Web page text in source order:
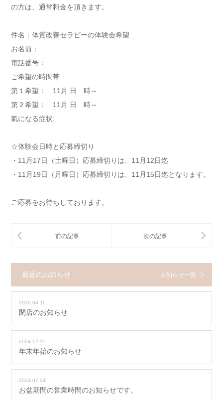
の方は、通常料金を頂きます。
件名：体質改善セラピーの体験会希望
お名前：
電話番号：
ご希望の時間帯
第１希望： 11月 日 時～
第２希望： 11月 日 時～
氣になる症状:
☆体験会日時と応募締切り
・11月17日（土曜日）応募締切りは、11月12日迄
・11月19日（月曜日）応募締切りは、11月15日迄となります。
ご応募をお待ちしております。
最近のお知らせ お知らせ一覧
2026.04.11
閉店のお知らせ
2024.12.15
年末年始のお知らせ
2024.07.24
お盆期間の営業時間のお知らせです。